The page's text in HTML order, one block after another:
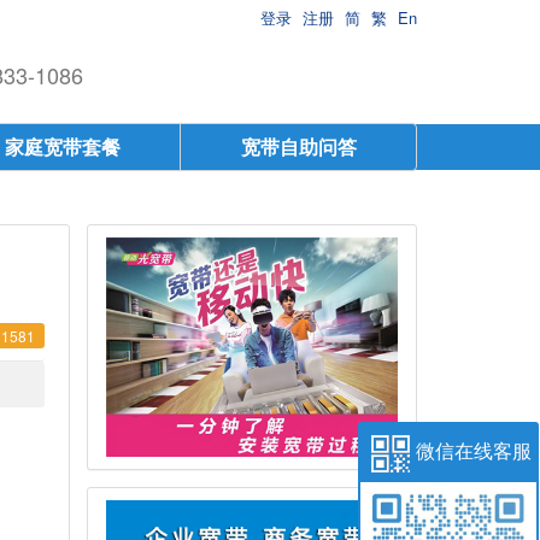
微信在线客服
登录 注册 简 繁 En
1086
家庭宽带套餐 宽带自助问答